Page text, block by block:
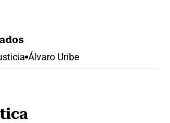
Álvaro Uribe